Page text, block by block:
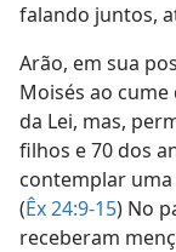
falando juntos,
Arão, em sua
Moisés ao
da Lei, mas,
filhos e 70 dos
contemplar
(Êx 24:9-15) No
receberam